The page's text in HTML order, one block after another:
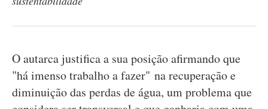
O autarca justifica a sua posição afirmando que
"há imenso trabalho a fazer" na recuperação e
diminuição das perdas de água, um problema que